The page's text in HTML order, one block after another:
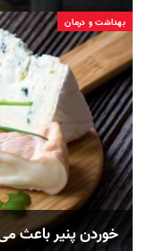
بهداشت و درمان
خوردن پنیر باعث